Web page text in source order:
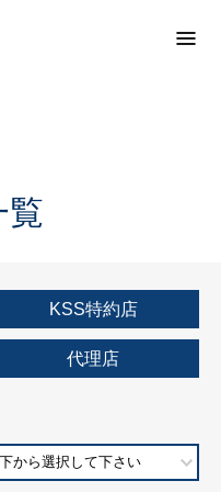
覧
KSS特約店
代理店
から選択して下さい